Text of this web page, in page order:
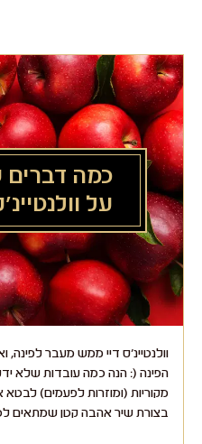
כמה
על
וולנטיינ'ס דיי ממש מעבר לפינה,
הפינה (: הנה כמה עובדות שלא
מקוריות (ומוזרות לפעמים)
בצורת שיר אהבה קטן שמתאים